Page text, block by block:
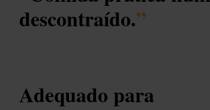
descontraído.”
Adequado para